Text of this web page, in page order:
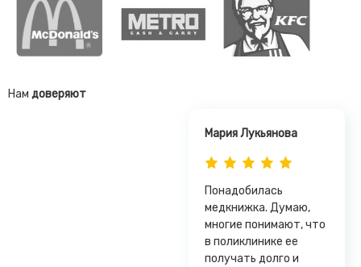
Нам доверяют
Мария Лукьянова
Понадобилась
медкнижка. Думаю,
многие понимают, что
в поликлинике ее
получать долго и